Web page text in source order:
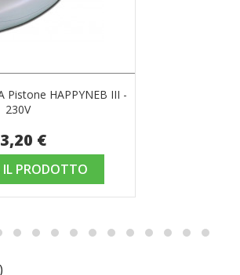
Pistone HAPPYNEB III -
230V
€
IL PRODOTTO